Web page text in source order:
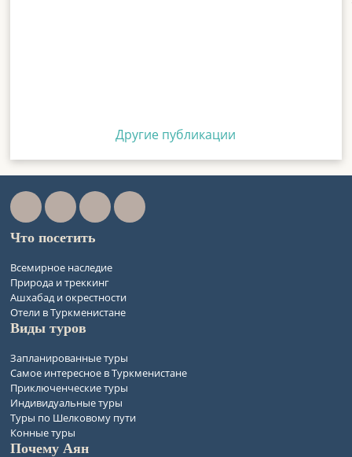
Другие публикации
Что посетить
Всемирное наследие
Природа и треккинг
Ашхабад и окрестности
Отели в Туркменистане
Виды туров
Запланированные туры
Самое интересное в Туркменистане
Приключенческие туры
Индивидуальные туры
Туры по Шелковому пути
Конные туры
Почему Аян